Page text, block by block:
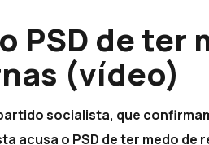
PSD de ter
(vídeo)
socialista, que
acusa o PSD de ter medo de